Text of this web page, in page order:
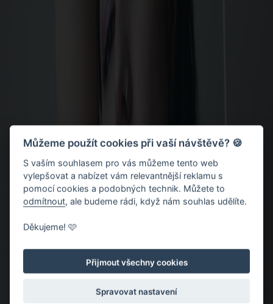
Můžeme použít cookies při vaší návštěvě? 🍪
S vaším souhlasem pro vás můžeme tento web
vylepšovat a nabízet vám relevantnější reklamu s
pomocí cookies a podobných technik. Můžete to
odmítnout, ale budeme rádi, když nám souhlas udělíte.
Děkujeme! 🩷
Přijmout všechny cookies
Spravovat nastavení